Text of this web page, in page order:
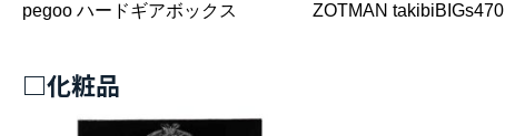
pegoo ハードギアボックス ZOTMAN takibiBIGs470
□化粧品